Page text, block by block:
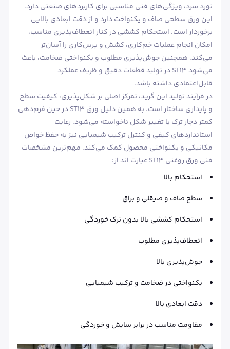
نورد سرد، ویژگی‌های فنی مناسبی برای کاربردهای صنعتی دارد.
این ورق سطحی صاف و یکنواخت دارد و از دقت ابعادی بالایی
برخوردار است. استحکام کششی در کنار انعطاف‌پذیری مناسب،
امکان انجام عملیات خم‌کاری، کشش و پرس‌کاری را آسان‌تر
می‌کند. همچنین جوش‌پذیری مطلوب و یکنواختی ضخامت، باعث
می‌شود ST13 در تولید قطعات دقیق و ظریف عملکرد
قابل‌اعتمادی داشته باشد.
در فرآیند تولید این گرید، تمرکز اصلی بر شکل‌پذیری، کیفیت سطح
و پایداری ساختار است. به همین دلیل ورق ST13 در حین فرم‌دهی
کمتر دچار ترک یا تغییر شکل ناخواسته می‌شود. رعایت
استانداردهای کیفی و کنترل ترکیب شیمیایی نیز به حفظ خواص
مکانیکی و یکنواختی محصول کمک می‌کند. مهم‌ترین مشخصات
فنی ورق روغنی ST13 عبارت اند از:
استحکام بالا
سطح صاف و صیقلی و براق
استحکام کششی بالا بدون ترک خوردگی
انعطاف‌پذیری مطلوب
جوش‌پذیری بالا
یکنواختی در ضخامت و ترکیب شیمیایی
دقت ابعادی بالا
مقاومت مناسب در برابر سایش و خوردگی